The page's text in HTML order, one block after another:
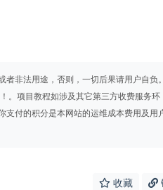
者非法用途，否则，一切后果请用户自负
。项目教程如涉及其它第三方收费服务环
支付的积分是本网站的运维成本费用及用
收藏